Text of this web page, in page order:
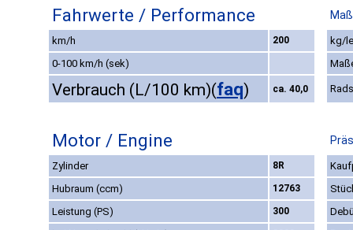
Fahrwerte / Performance
km/h 200
kg/
0-100 km/h (sek)
Verbrauch (L/100 km)(faq) ca. 40,0
Motor / Engine
Zylinder 8R
Hubraum (ccm)
12763
Leistung (PS)
300